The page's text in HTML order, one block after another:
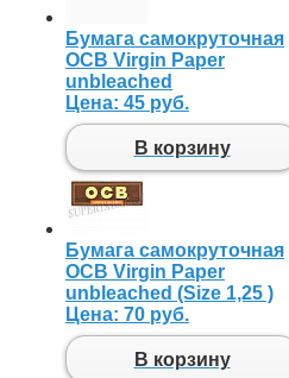
Бумага самокруточная
OCB Virgin Paper
unbleached
Цена: 45 руб.
В корзину
Бумага самокруточная
OCB Virgin Paper
unbleached (Size 1,25 )
Цена: 70 руб.
В корзину